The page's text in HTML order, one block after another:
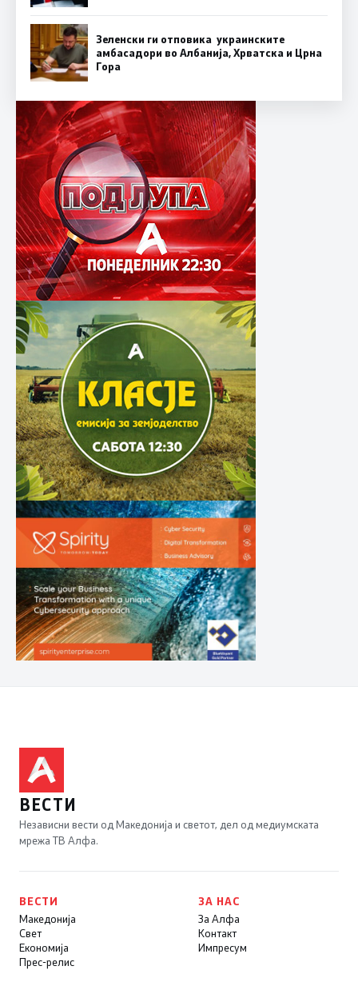
Зеленски ги отповика украинските
амбасадори во Албанија, Хрватска и Црна
Гора
ВЕСТИ
Независни вести од Македонија и светот, дел од медиумската
мрежа ТВ Алфа.
ВЕСТИ
Македонија
Свет
Економија
Прес-релис
ЗА НАС
За Алфа
Контакт
Импресум